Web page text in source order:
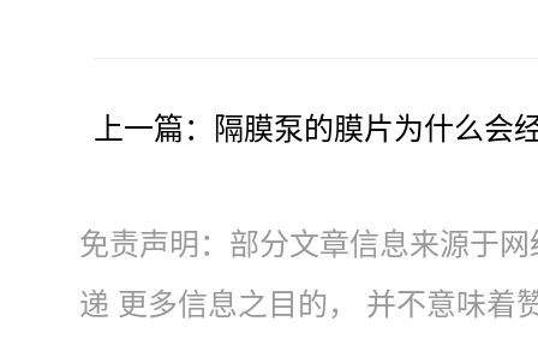
上一篇： 隔膜泵的膜片为什么会
免责声明：部分文章信息来源于
递 更多信息之目的， 并不意味着